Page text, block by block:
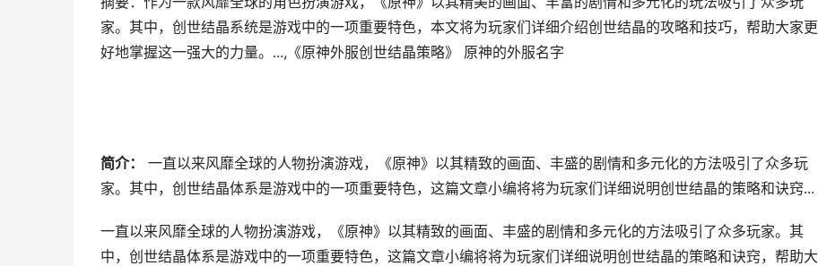
家。其中，创世结晶系统是游戏中的一项重要特色，本文将为玩家们详细介绍创世结晶的攻略和技巧，帮助大家更
好地掌握这一强大的力量。...,《原神外服创世结晶策略》 原神的外服名字
简介：
一直以来风靡全球的人物扮演游戏，《原神》以其精致的画面、丰盛的剧情和多元化的方法吸引了众多玩
家。其中，创世结晶体系是游戏中的一项重要特色，这篇文章小编将将为玩家们详细说明创世结晶的策略和诀窍...
一直以来风靡全球的人物扮演游戏，《原神》以其精致的画面、丰盛的剧情和多元化的方法吸引了众多玩家。其
中，创世结晶体系是游戏中的一项重要特色，这篇文章小编将将为玩家们详细说明创世结晶的策略和诀窍，帮助大